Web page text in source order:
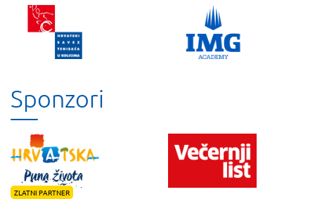
Sponzori
ZLATNI PARTNER